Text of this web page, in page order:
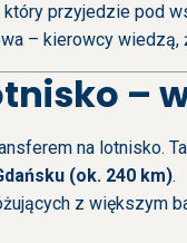
przyjedzie pod
– kierowcy
–
na lotnisko.
(ok. 240 km).
z większym